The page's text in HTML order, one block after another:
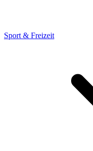
Sport & Freizeit